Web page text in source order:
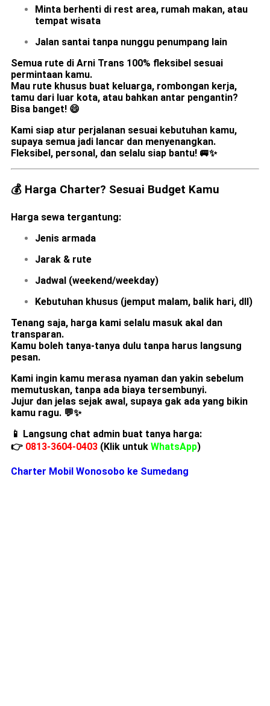
Minta berhenti di rest area, rumah makan, atau
tempat wisata
Jalan santai tanpa nunggu penumpang lain
Semua rute di Arni Trans 100% fleksibel sesuai
permintaan kamu.
Mau rute khusus buat keluarga, rombongan kerja,
tamu dari luar kota, atau bahkan antar pengantin?
Bisa banget! 😄
Kami siap atur perjalanan sesuai kebutuhan kamu,
supaya semua jadi lancar dan menyenangkan.
Fleksibel, personal, dan selalu siap bantu! 🚐✨
💰 Harga Charter? Sesuai Budget Kamu
Harga sewa tergantung:
Jenis armada
Jarak & rute
Jadwal (weekend/weekday)
Kebutuhan khusus (jemput malam, balik hari, dll)
Tenang saja, harga kami selalu masuk akal dan
transparan.
Kamu boleh tanya-tanya dulu tanpa harus langsung
pesan.
Kami ingin kamu merasa nyaman dan yakin sebelum
memutuskan, tanpa ada biaya tersembunyi.
Jujur dan jelas sejak awal, supaya gak ada yang bikin
kamu ragu. 💬✨
📱 Langsung chat admin buat tanya harga:
👉 0813-3604-0403 (Klik untuk WhatsApp)
Charter Mobil Wonosobo ke Sumedang